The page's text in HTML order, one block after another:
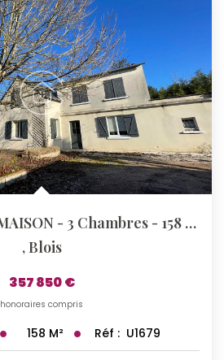
BLOIS VIENNE - MAISON - 3 Chambres - 158 M²
,Blois
357 850 €
honoraires compris
158 M² Réf : U1679